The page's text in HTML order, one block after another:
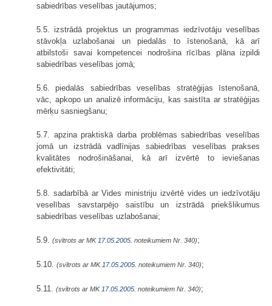
sabiedrības veselības jautājumos;
5.5. izstrādā projektus un programmas iedzīvotāju veselības
stāvokļa uzlabošanai un piedalās to īstenošanā, kā arī
atbilstoši savai kompetencei nodrošina rīcības plāna izpildi
sabiedrības veselības jomā;
5.6. piedalās sabiedrības veselības stratēģijas īstenošanā,
vāc, apkopo un analizē informāciju, kas saistīta ar stratēģijas
mērķu sasniegšanu;
5.7. apzina praktiskā darba problēmas sabiedrības veselības
jomā un izstrādā vadlīnijas sabiedrības veselības prakses
kvalitātes nodrošināšanai, kā arī izvērtē to ieviešanas
efektivitāti;
5.8. sadarbībā ar Vides ministriju izvērtē vides un iedzīvotāju
veselības savstarpējo saistību un izstrādā priekšlikumus
sabiedrības veselības uzlabošanai;
5.9. (svītrots ar MK 17.05.2005. noteikumiem Nr. 340);
5.10. (svītrots ar MK 17.05.2005. noteikumiem Nr. 340);
5.11. (svītrots ar MK 17.05.2005. noteikumiem Nr. 340);